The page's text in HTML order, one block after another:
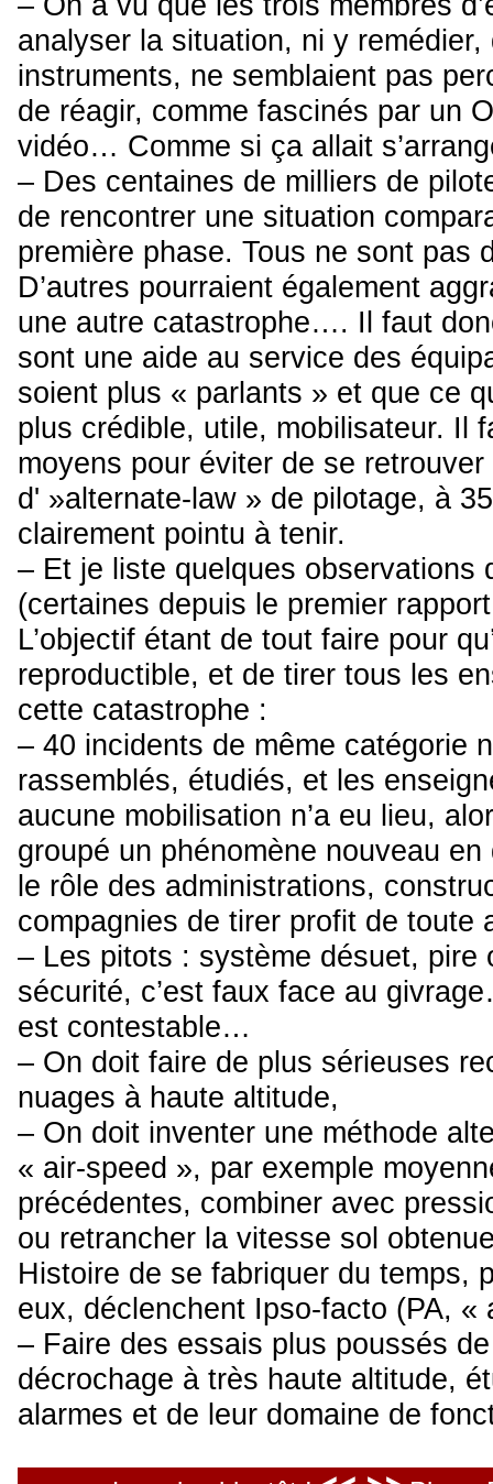
analyser la situation, ni y
instruments, ne semblaient pas
de réagir, comme fascinés par un
vidéo… Comme si ça allait
– Des centaines de milliers de
de rencontrer une situation
première phase. Tous ne sont pas
D’autres pourraient également
une autre catastrophe…. Il faut
sont une aide au service des
soient plus « parlants » et que ce
plus crédible, utile, mobilisateur. Il
moyens pour éviter de se
d' »alternate-law » de pilotage, à
clairement pointu à tenir.
– Et je liste quelques observations
(certaines depuis le premier
L’objectif étant de tout faire pour
reproductible, et de tirer tous les
cette catastrophe :
– 40 incidents de même catégorie
rassemblés, étudiés, et les
aucune mobilisation n’a eu lieu,
groupé un phénomène nouveau
le rôle des administrations,
compagnies de tirer profit de
– Les pitots : système désuet, pire
sécurité, c’est faux face au
est contestable…
– On doit faire de plus sérieuses
nuages à haute altitude,
– On doit inventer une méthode
« air-speed », par exemple
précédentes, combiner avec
ou retrancher la vitesse sol
Histoire de se fabriquer du temps,
eux, déclenchent Ipso-facto (PA, «
– Faire des essais plus poussés
décrochage à très haute altitude,
alarmes et de leur domaine de